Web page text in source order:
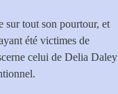
sur tout son pourtour, et
été victimes de
celui de Delia Daley